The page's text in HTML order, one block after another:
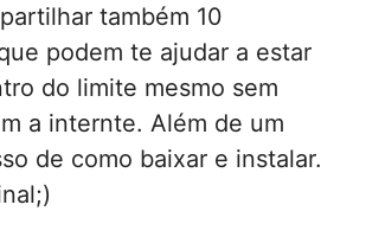
também 10
podem te ajudar a estar
do limite mesmo sem
a internte. Além de um
de como baixar e instalar.